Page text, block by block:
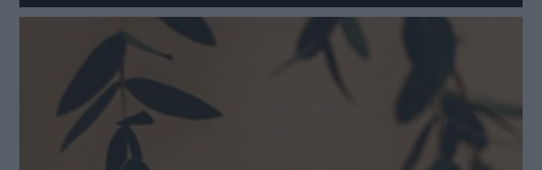
dotrzymał słowa?